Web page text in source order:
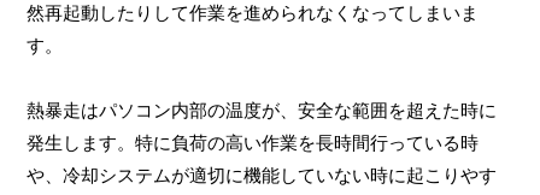
然再起動したりして作業を進められなくなってしまいま
す。
熱暴走はパソコン内部の温度が、安全な範囲を超えた時に
発生します。特に負荷の高い作業を長時間行っている時
や、冷却システムが適切に機能していない時に起こりやす